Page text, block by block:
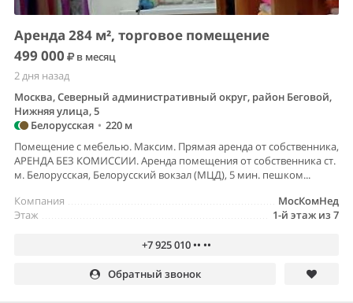
Аренда 284 м², торговое помещение
499 000
в месяц
2 дня назад
Москва, Северный административный округ, район Беговой,
Нижняя улица, 5
Белорусская • 220 м
Помещение с мебелью. Максим. Прямая аренда от собственника,
АРЕНДА БЕЗ КОМИССИИ. Аренда помещения от собственника ст.
м. Белорусская, Белорусский вокзал (МЦД), 5 мин. пешком...
МосКомНед
Компания
1-й этаж из 7
Этаж
+7 925 010 •• ••
Обратный звонок